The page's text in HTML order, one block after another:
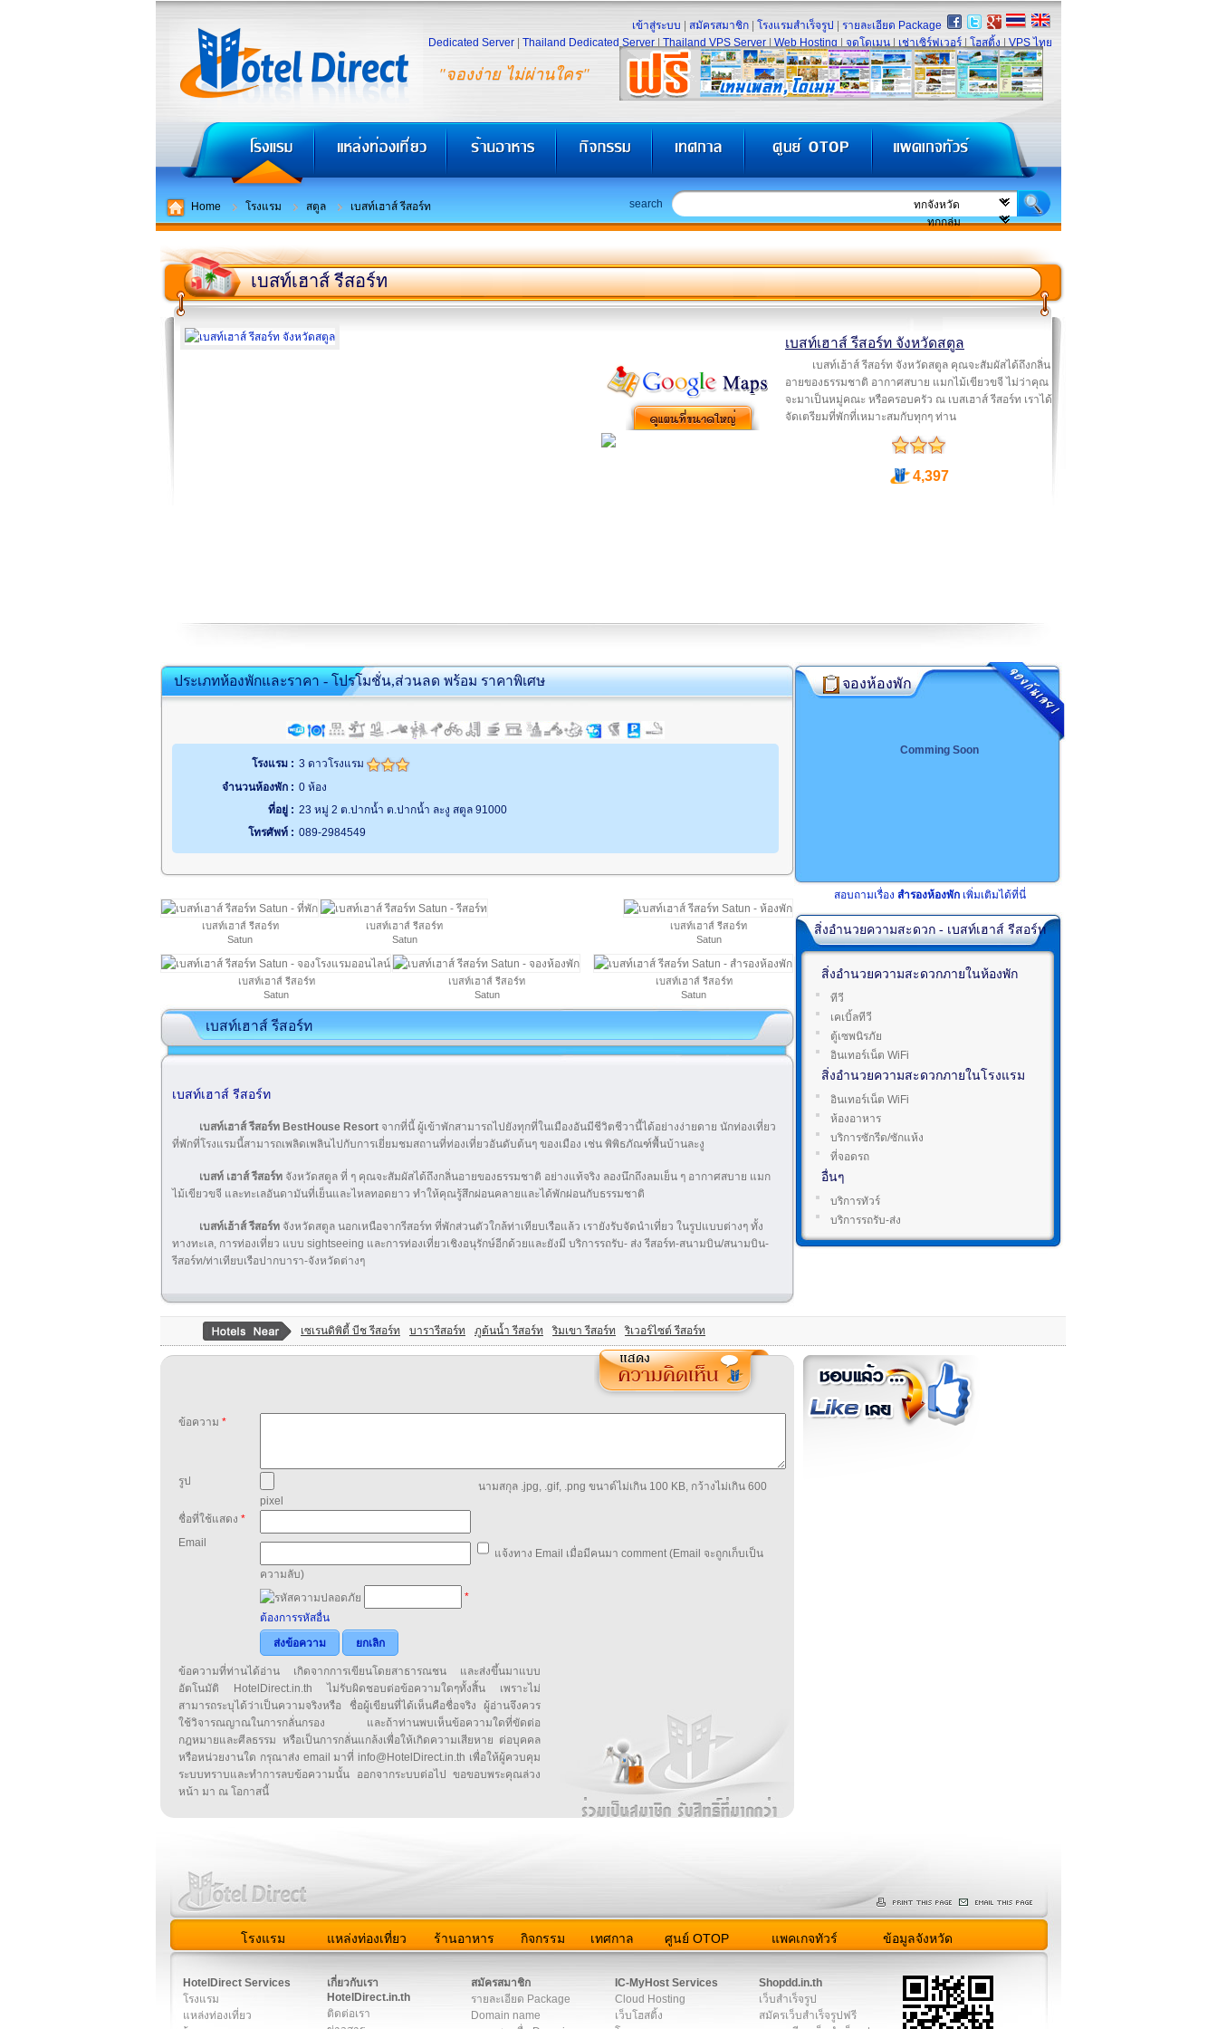
"จองง่าย ไม่ผ่านใคร"
เข้าสู่ระบบ สมัครสมาชิก โรงแรมสำเร็จรูป
รายละเอียด Package
Dedicated Server
Thailand Dedicated Server Thailand VPS Server Web Hosting จดโดเมน เช่าเซิร์ฟเวอร์ โฮสติ้ง VPS ไทย
Home โรงแรม สตูล เบสท์เฮาส์ รีสอร์ท search
เบสท์เฮาส์ รีสอร์ท
เบสท์เฮาส์ รีสอร์ท จังหวัดสตูล
เบสท์เฮ้าส์ รีสอร์ท จังหวัดสตูล คุณจะสัมผัสได้ถึงกลิ่น
อายของธรรมชาติ อากาศสบาย แมกไม้เขียวขจี ไม่ว่าคุณ
จะมาเป็นหมู่คณะ หรือครอบครัว ณ เบสเฮาส์ รีสอร์ท เราได้
จัดเตรียมที่พักที่เหมาะสมกับทุกๆ ท่าน
4,397
ประเภทห้องพักและราคา - โปรโมชั่น,ส่วนลด พร้อม ราคาพิเศษ
โรงแรม : 3 ดาวโรงแรม
จำนวนห้องพัก : 0 ห้อง
ที่อยู่ : 23 หมู่ 2 ต.ปากน้ำ ต.ปากน้ำ ละงู สตูล 91000
โทรศัพท์ : 089-2984549
เบสท์เฮาส์ รีสอร์ท
Satun
เบสท์เฮาส์ รีสอร์ท
Satun
เบสท์เฮาส์ รีสอร์ท
Satun
เบสท์เฮาส์ รีสอร์ท
Satun
เบสท์เฮาส์ รีสอร์ท
Satun
เบสท์เฮาส์ รีสอร์ท
Satun
เบสท์เฮาส์ รีสอร์ท
เบสท์เฮาส์ รีสอร์ท
เบสท์เฮาส์ รีสอร์ท BestHouse Resort จากที่นี้ ผู้เข้าพักสามารถไปยังทุกที่ในเมืองอันมีชีวิตชีวานี้ได้อย่างง่ายดาย นักท่องเที่ยว
ที่พักที่โรงแรมนี้สามารถเพลิดเพลินไปกับการเยี่ยมชมสถานที่ท่องเที่ยวอันดับต้นๆ ของเมือง เช่น พิพิธภัณฑ์พื้นบ้านละงู
เบสท์ เฮาส์ รีสอร์ท จังหวัดสตูล ที่ ๆ คุณจะสัมผัสได้ถึงกลิ่นอายของธรรมชาติ อย่างแท้จริง ลองนึกถึงลมเย็น ๆ อากาศสบาย แมก
ไม้เขียวขจี และทะเลอันดามันที่เย็นและไหลทอดยาว ทำให้คุณรู้สึกผ่อนคลายและได้พักผ่อนกับธรรมชาติ
เบสท์เฮ้าส์ รีสอร์ท จังหวัดสตูล นอกเหนือจากรีสอร์ท ที่พักส่วนตัวใกล้ท่าเทียบเรือแล้ว เรายังรับจัดนำเที่ยว ในรูปแบบต่างๆ ทั้ง
ทางทะเล, การท่องเที่ยว แบบ sightseeing และการท่องเที่ยวเชิงอนุรักษ์อีกด้วยและยังมี บริการรถรับ- ส่ง รีสอร์ท-สนามบิน/สนามบิน-
รีสอร์ท/ท่าเทียบเรือปากบารา-จังหวัดต่างๆ
จองห้องพัก
Comming Soon
สอบถามเรื่อง สำรองห้องพัก เพิ่มเติมได้ที่นี่
สิ่งอำนวยความสะดวก - เบสท์เฮาส์ รีสอร์ท
สิ่งอำนวยความสะดวกภายในห้องพัก
ทีวี
เคเบิ้ลทีวี
ตู้เซพนิรภัย
อินเทอร์เน็ต WiFi
สิ่งอำนวยความสะดวกภายในโรงแรม
อินเทอร์เน็ต WiFi
ห้องอาหาร
บริการซักรีด/ซักแห้ง
ที่จอดรถ
อื่นๆ
บริการทัวร์
บริการรถรับ-ส่ง
เซเรนดิพิตี้ บีช รีสอร์ท บารารีสอร์ท ภูต้นน้ำ รีสอร์ท ริมเขา รีสอร์ท ริเวอร์ไซต์ รีสอร์ท
ข้อความ *
รูป
นามสกุล .jpg, .gif, .png ขนาด์ไม่เกิน 100 KB, กว้างไม่เกิน 600
pixel
ชื่อที่ใช้แสดง *
Email
แจ้งทาง Email เมื่อมีคนมา comment (Email จะถูกเก็บเป็น
ความลับ)
*
ต้องการรหัสอื่น
ส่งข้อความ
ยกเลิก
ข้อความที่ท่านได้อ่าน เกิดจากการเขียนโดยสาธารณชน และส่งขึ้นมาแบบ
อัตโนมัติ HotelDirect.in.th ไม่รับผิดชอบต่อข้อความใดๆทั้งสิ้น เพราะไม่
สามารถระบุได้ว่าเป็นความจริงหรือ ชื่อผู้เขียนที่ได้เห็นคือชื่อจริง ผู้อ่านจึงควร
ใช้วิจารณญาณในการกลั่นกรอง และถ้าท่านพบเห็นข้อความใดที่ขัดต่อ
กฎหมายและศีลธรรม หรือเป็นการกลั่นแกล้งเพื่อให้เกิดความเสียหาย ต่อบุคคล
หรือหน่วยงานใด กรุณาส่ง email มาที่ info@HotelDirect.in.th เพื่อให้ผู้ควบคุม
ระบบทราบและทำการลบข้อความนั้น ออกจากระบบต่อไป ขอขอบพระคุณล่วง
หน้า มา ณ โอกาสนี้
โรงแรม แหล่งท่องเที่ยว ร้านอาหาร กิจกรรม เทศกาล ศูนย์ OTOP แพคเกจทัวร์ ข้อมูลจังหวัด
HotelDirect Services
โรงแรม
แหล่งท่องเที่ยว
เกี่ยวกับเรา
HotelDirect.in.th
ติดต่อเรา
สมัครสมาชิก
รายละเอียด Package
Domain name
IC-MyHost Services
Cloud Hosting
เว็บโฮสติ้ง
Shopdd.in.th
เว็บสำเร็จรูป
สมัครเว็บสำเร็จรูปฟรี